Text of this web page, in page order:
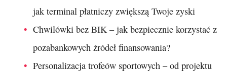
jak terminal płatniczy zwiększą Twoje zyski
Chwilówki bez BIK – jak bezpiecznie korzystać z
pozabankowych źródeł finansowania?
Personalizacja trofeów sportowych – od projektu